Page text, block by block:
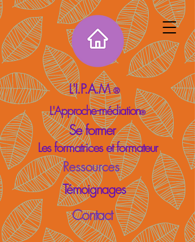
L'I.P.A.M®
L'Approche-médiation®
Se former
Les formatrices et formateur
Ressources
Témoignages
Contact